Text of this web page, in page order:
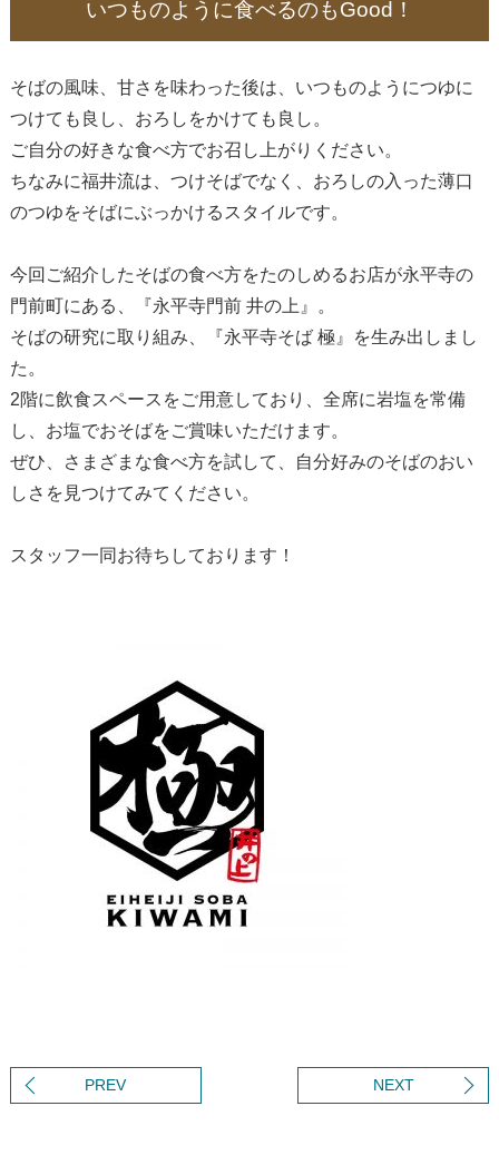
いつものように食べるのもGood！
そばの風味、甘さを味わった後は、いつものようにつゆに
つけても良し、おろしをかけても良し。
ご自分の好きな食べ方でお召し上がりください。
ちなみに福井流は、つけそばでなく、おろしの入った薄口
のつゆをそばにぶっかける スタイルです。
今回ご紹介したそばの食べ方をたのしめるお店が永平寺の
門前町にある、『永平寺門前 井の上』。
そばの研究に取り組み、『永平寺そば 極』を生み出しまし
た。
2階に飲食スペースをご用意しており、全席に岩塩を常備
し、お塩でおそばをご賞味いただけます。
ぜひ、さまざまな食べ方を試して、自分好みのそばのおい
しさを見つけてみてください。
スタッフ一同お待ちしております！
PREV NEXT